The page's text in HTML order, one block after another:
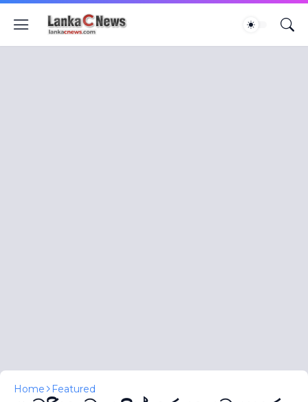
Home Featured